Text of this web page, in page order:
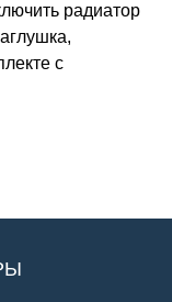
радиатор
с